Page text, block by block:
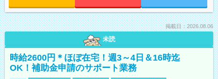
掲載日：2026.08.06
未読
時給2600円＊ほぼ在宅！週3～4日＆16時迄
OK！補助金申請のサポート業務